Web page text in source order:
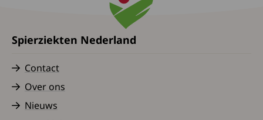
Spierziekten Nederland
Contact
Over ons
Nieuws